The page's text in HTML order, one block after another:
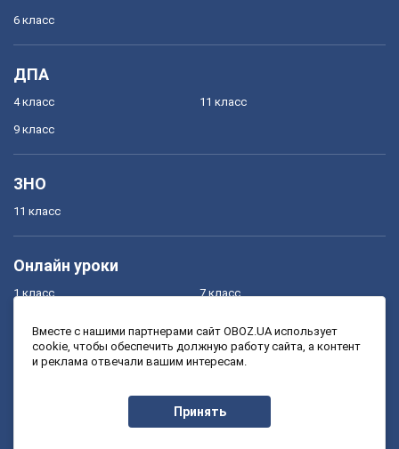
6 класс
ДПА
4 класс
9 класс
11 класс
ЗНО
11 класс
Онлайн уроки
1 класс
3 класс
7 класс
9 класс
Вместе с нашими партнерами сайт OBOZ.UA использует
cookie, чтобы обеспечить должную работу сайта, а контент
и реклама отвечали вашим интересам.
Принять